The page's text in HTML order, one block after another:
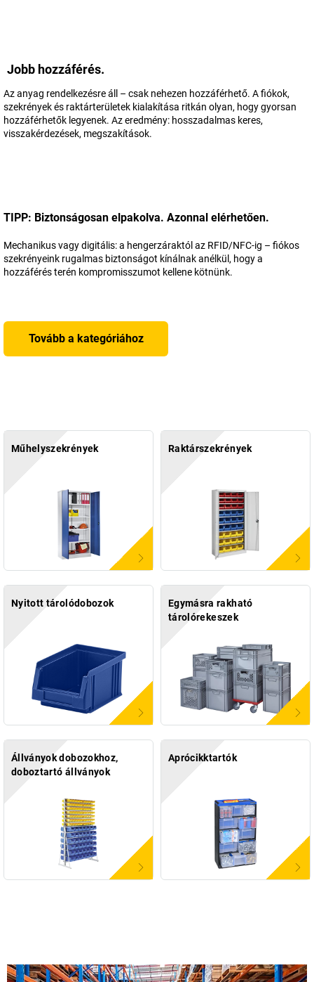
Jobb hozzáférés.
Az anyag rendelkezésre áll – csak nehezen hozzáférhető. A fiókok,
szekrények és raktárterületek kialakítása ritkán olyan, hogy gyorsan
hozzáférhetők legyenek. Az eredmény: hosszadalmas keres,
visszakérdezések, megszakítások.
TIPP: Biztonságosan elpakolva. Azonnal elérhetően.
Mechanikus vagy digitális: a hengerzáraktól az RFID/NFC-ig – fiókos
szekrényeink rugalmas biztonságot kínálnak anélkül, hogy a
hozzáférés terén kompromisszumot kellene kötnünk.
Tovább a kategóriához
Műhelyszekrények Raktárszekrények
Nyitott tárolódobozok
Egymásra rakható
tárolórekeszek
Állványok dobozokhoz,
doboztartó állványok
Aprócikktartók